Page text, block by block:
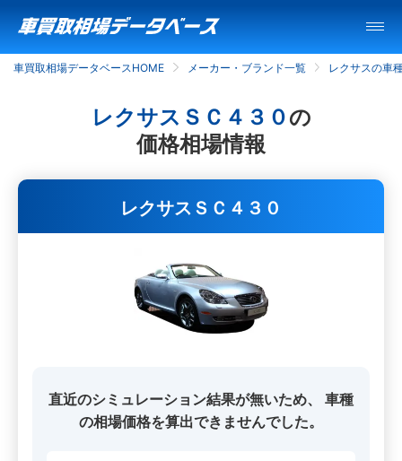
車買取相場データベースHOME メーカー・ブランド一覧 レクサスの車
レクサスＳＣ４３０の
価格相場情報
レクサスＳＣ４３０
直近のシミュレーション結果が無いため、
車種
の相場価格を算出できませんでした。